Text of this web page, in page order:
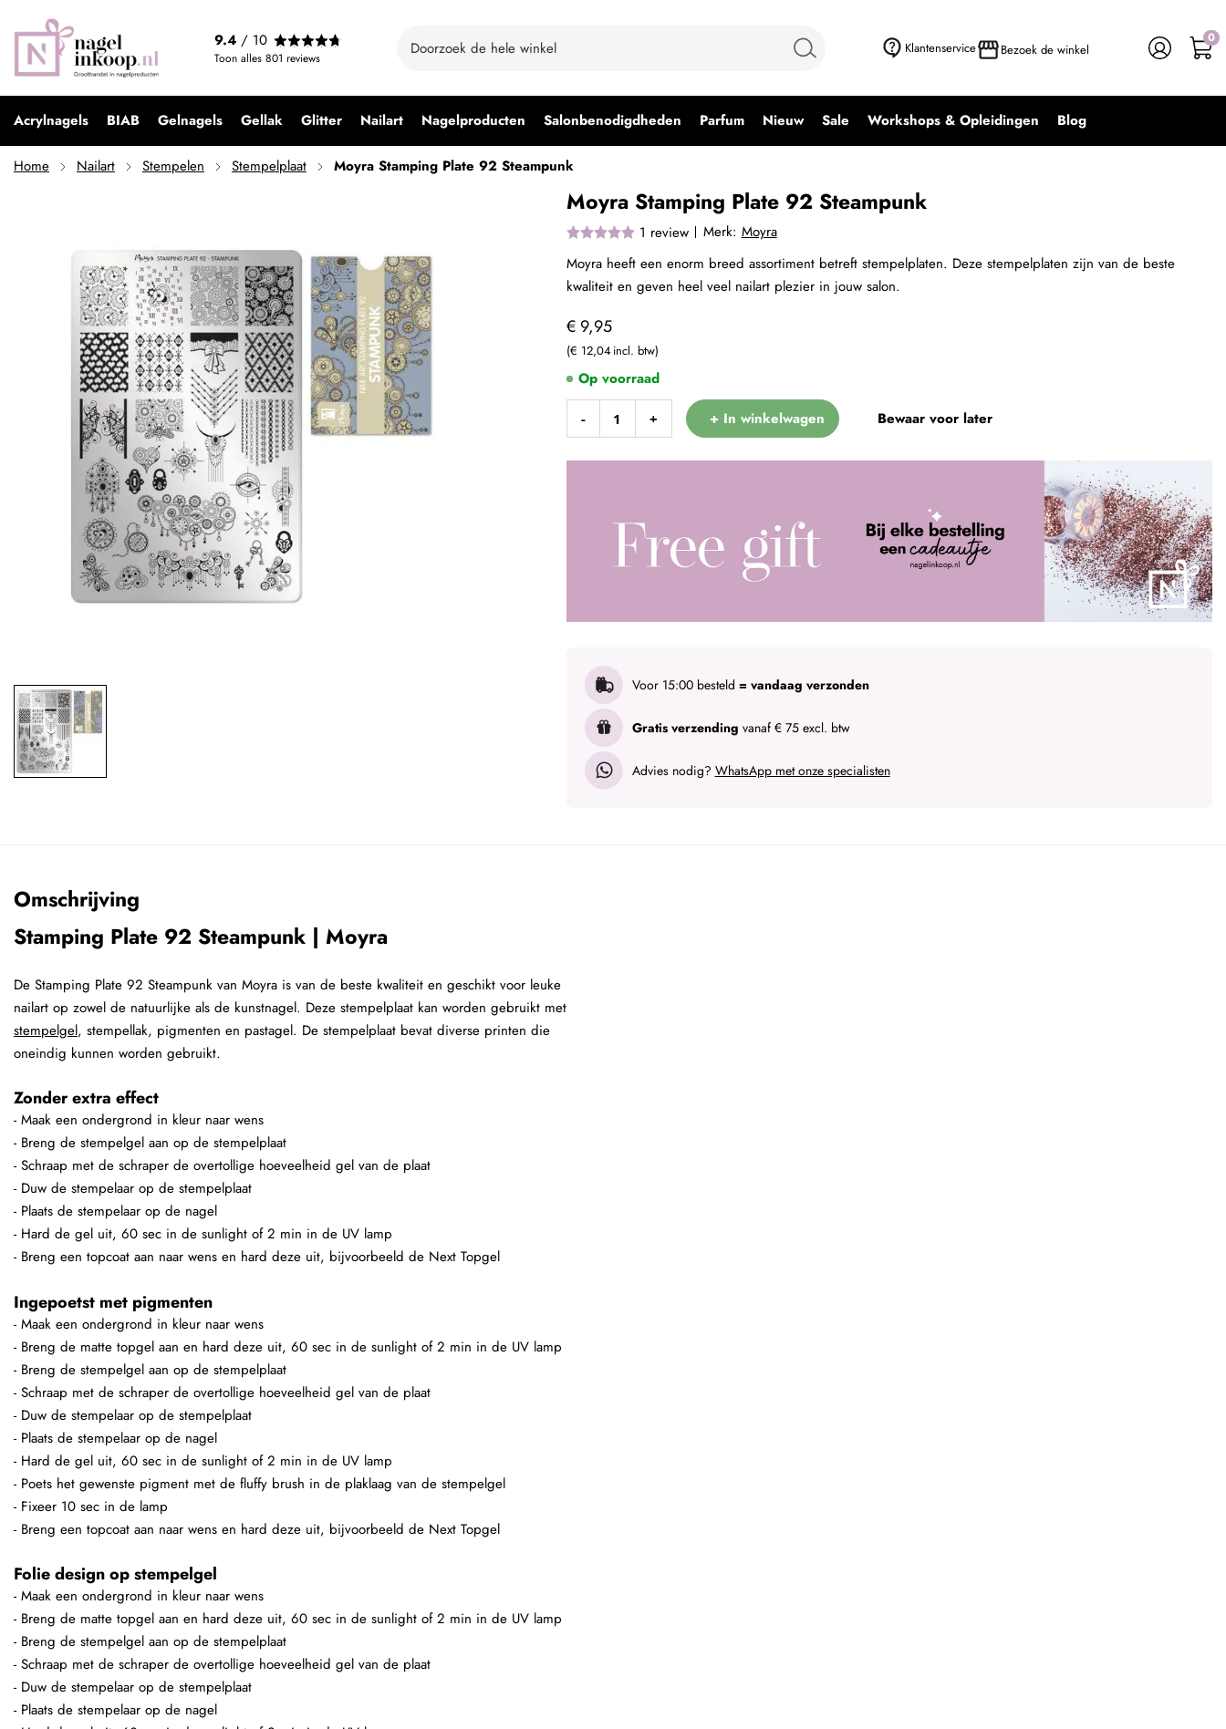
Klantenservice Bezoek de winkel
9.4 / 10
Toon alles 801 reviews
0
Acrylnagels BIAB Gelnagels Gellak Glitter Nailart Nagelproducten Salonbenodigdheden Parfum Nieuw Sale Workshops & Opleidingen Blog
Home Nailart Stempelen Stempelplaat Moyra Stamping Plate 92 Steampunk
Moyra Stamping Plate 92 Steampunk
€ 9,95
€ 12,04
Moyra Stamping Plate 92 Steampunk
€ 9,95
+ In winkelwagen
- + + In winkelwagen Bewaar voor later
1 review Merk: Moyra
Voor 15:00 besteld = vandaag verzonden
Gratis verzending vanaf € 75 excl. btw
Advies nodig? WhatsApp met onze specialisten
Op voorraad
Moyra heeft een enorm breed assortiment betreft stempelplaten. Deze stempelplaten zijn van de beste
kwaliteit en geven heel veel nailart plezier in jouw salon.
Omschrijving
Stamping Plate 92 Steampunk | Moyra
De Stamping Plate 92 Steampunk van Moyra is van de beste kwaliteit en geschikt voor leuke
nailart op zowel de natuurlijke als de kunstnagel. Deze stempelplaat kan worden gebruikt met
stempelgel, stempellak, pigmenten en pastagel. De stempelplaat bevat diverse printen die
oneindig kunnen worden gebruikt.
Zonder extra effect
- Maak een ondergrond in kleur naar wens
- Breng de stempelgel aan op de stempelplaat
- Schraap met de schraper de overtollige hoeveelheid gel van de plaat
- Duw de stempelaar op de stempelplaat
- Plaats de stempelaar op de nagel
- Hard de gel uit, 60 sec in de sunlight of 2 min in de UV lamp
- Breng een topcoat aan naar wens en hard deze uit, bijvoorbeeld de Next Topgel
Ingepoetst met pigmenten
- Maak een ondergrond in kleur naar wens
- Breng de matte topgel aan en hard deze uit, 60 sec in de sunlight of 2 min in de UV lamp
- Breng de stempelgel aan op de stempelplaat
- Schraap met de schraper de overtollige hoeveelheid gel van de plaat
- Duw de stempelaar op de stempelplaat
- Plaats de stempelaar op de nagel
- Hard de gel uit, 60 sec in de sunlight of 2 min in de UV lamp
- Poets het gewenste pigment met de fluffy brush in de plaklaag van de stempelgel
- Fixeer 10 sec in de lamp
- Breng een topcoat aan naar wens en hard deze uit, bijvoorbeeld de Next Topgel
Folie design op stempelgel
- Maak een ondergrond in kleur naar wens
- Breng de matte topgel aan en hard deze uit, 60 sec in de sunlight of 2 min in de UV lamp
- Breng de stempelgel aan op de stempelplaat
- Schraap met de schraper de overtollige hoeveelheid gel van de plaat
- Duw de stempelaar op de stempelplaat
- Plaats de stempelaar op de nagel